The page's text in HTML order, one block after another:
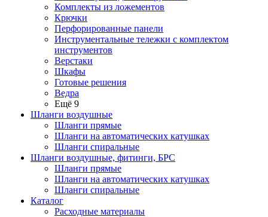
Комплекты из ложементов
Крючки
Перфорированные панели
Инструментальные тележки с комплектом
инструментов
Верстаки
Шкафы
Готовые решения
Ведра
Ещё 9
Шланги воздушные
Шланги прямые
Шланги на автоматических катушках
Шланги спиральные
Шланги воздушные, фитинги, БРС
Шланги прямые
Шланги на автоматических катушках
Шланги спиральные
Каталог
Расходные материалы